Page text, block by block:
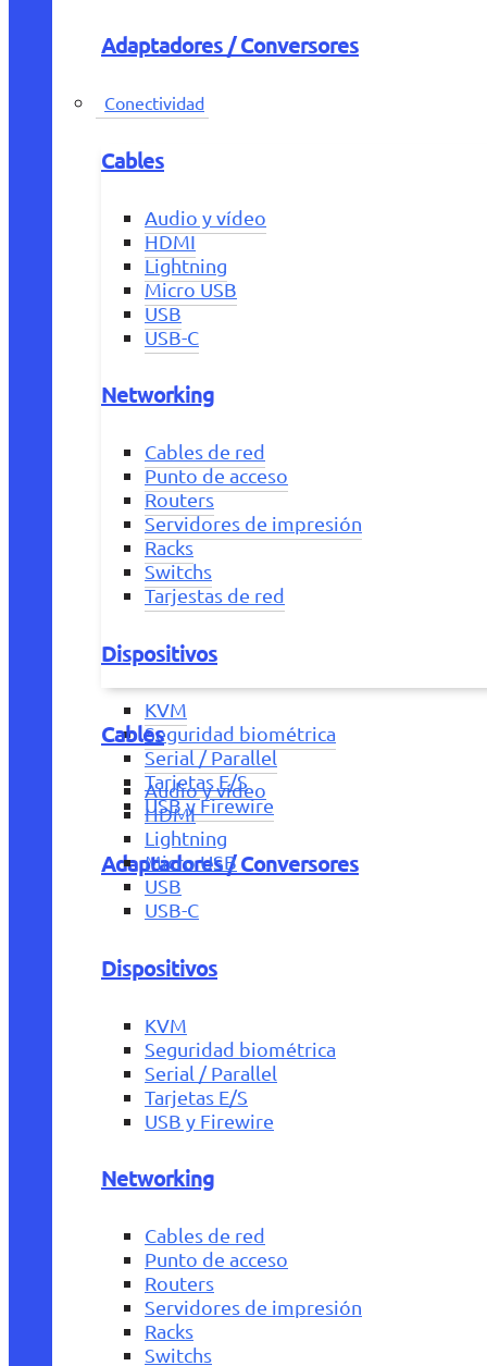
Adaptadores / Conversores
Conectividad
Cables
Audio y vídeo
HDMI
Lightning
Micro USB
USB
USB-C
Networking
Cables de red
Punto de acceso
Routers
Servidores de impresión
Racks
Switchs
Tarjestas de red
Dispositivos
KVM
Seguridad biométrica
Serial / Parallel
Tarjetas E/S
USB y Firewire
Adaptadores / Conversores
Cables
Audio y vídeo
HDMI
Lightning
Micro USB
USB
USB-C
Dispositivos
KVM
Seguridad biométrica
Serial / Parallel
Tarjetas E/S
USB y Firewire
Networking
Cables de red
Punto de acceso
Routers
Servidores de impresión
Racks
Switchs